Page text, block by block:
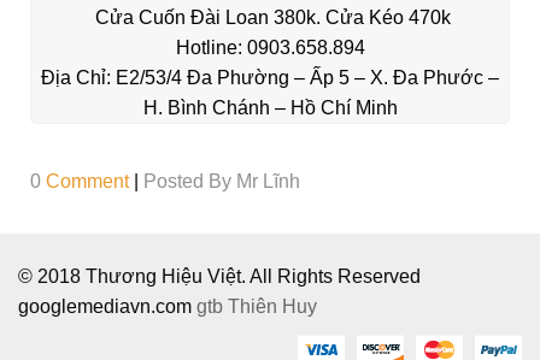
Cửa Cuốn Đài Loan 380k. Cửa Kéo 470k
Hotline: 0903.658.894
Địa Chỉ: E2/53/4 Đa Phường – Ấp 5 – X. Đa Phước –
H. Bình Chánh – Hồ Chí Minh
0 Comment Posted By Mr Lĩnh
© 2018 Thương Hiệu Việt. All Rights Reserved
googlemediavn.com gtb Thiên Huy